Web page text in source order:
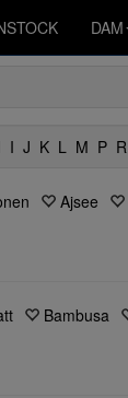
DAM
I J K L M P R
Ajsee
Bambusa